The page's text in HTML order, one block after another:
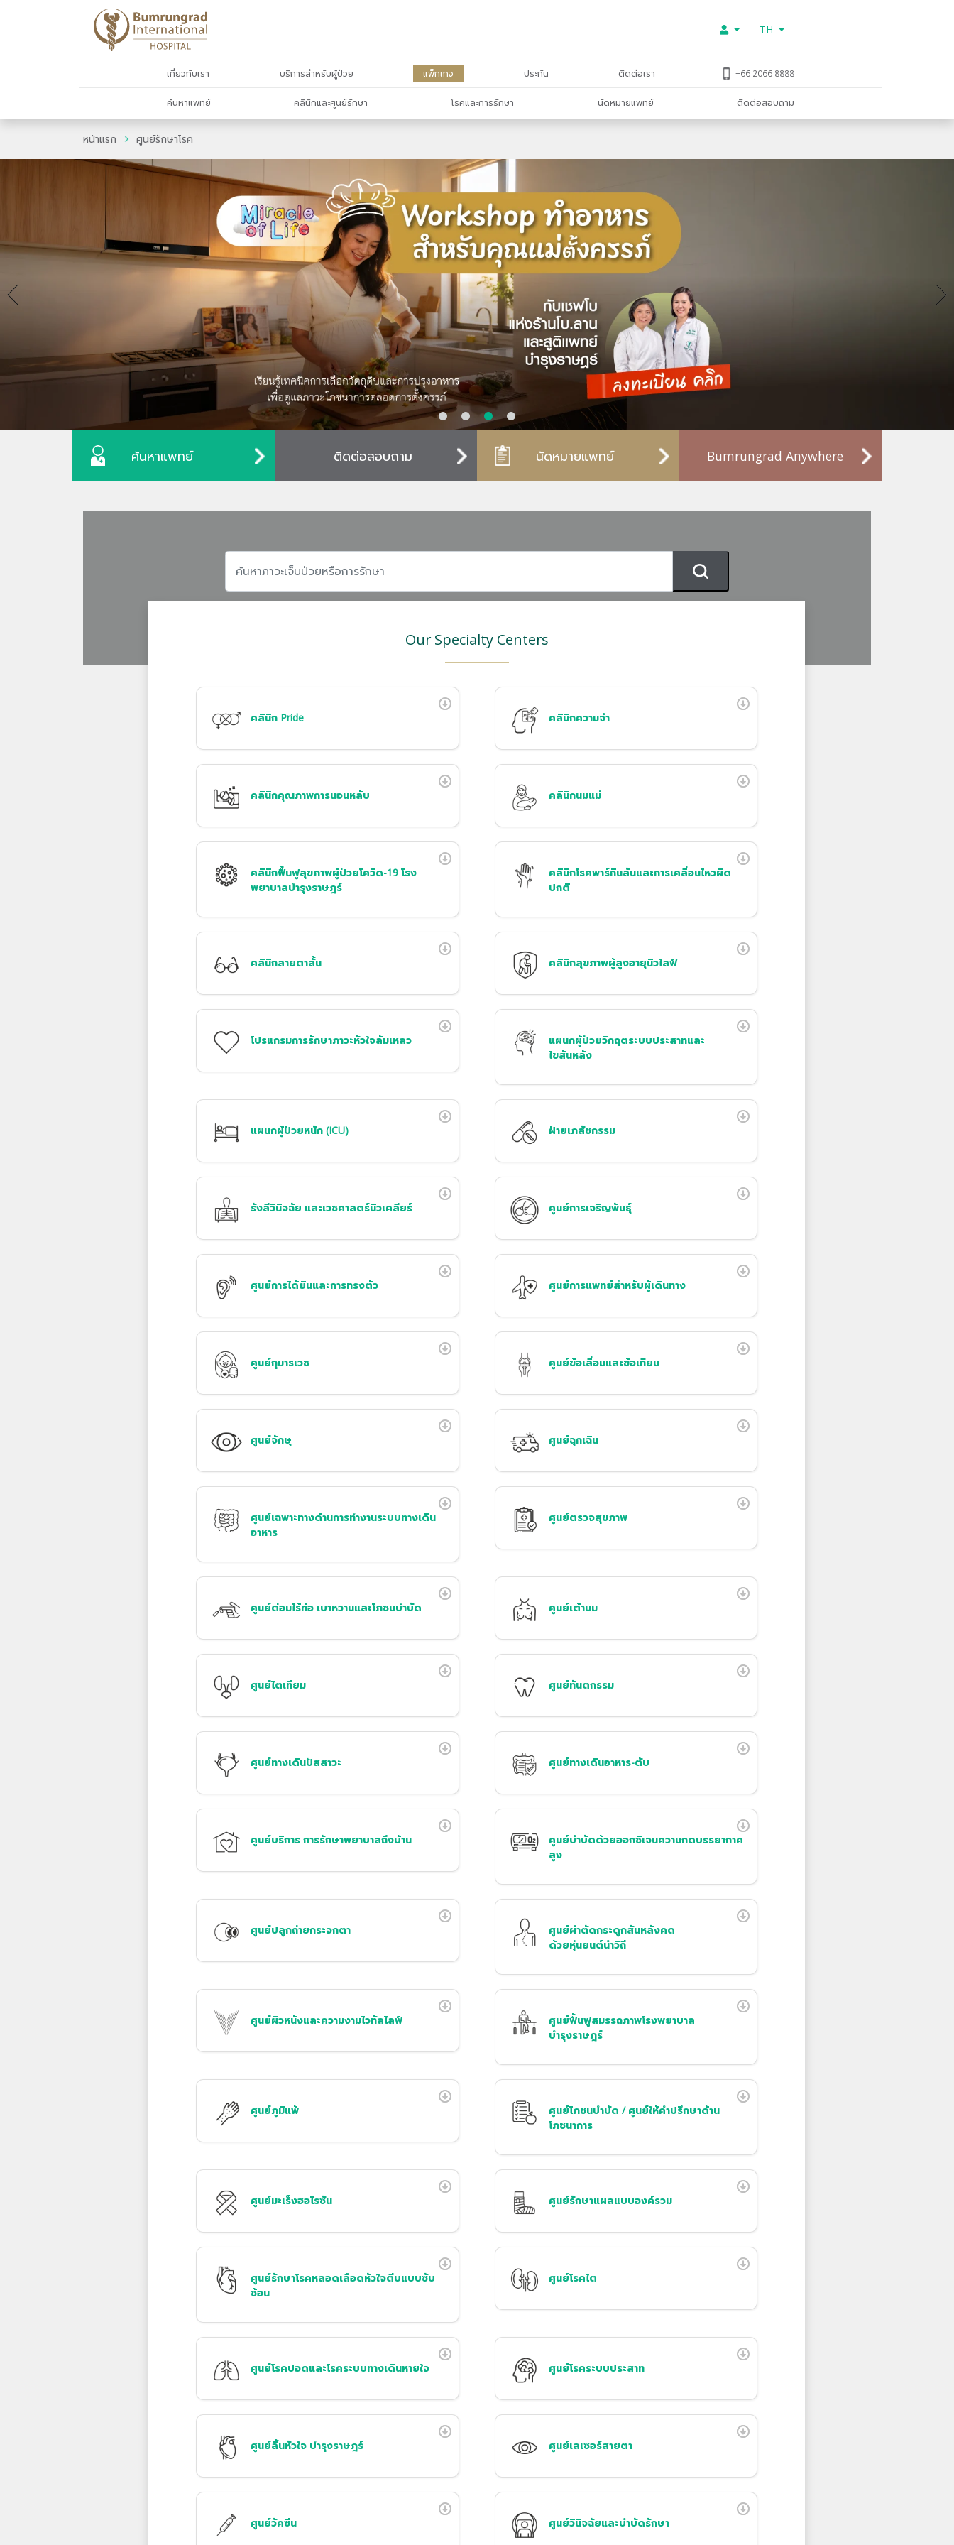
TH
เกี่ยวกับเรา บริการสำหรับผู้ป่วย แพ็กเกจ ประกัน ติดต่อเรา +66 2066 8888
ค้นหาแพทย์ คลินิกและศูนย์รักษา โรคและการรักษา นัดหมายแพทย์ ติดต่อสอบถาม
หน้าแรก ศูนย์รักษาโรค
ค้นหาแพทย์ ติดต่อสอบถาม นัดหมายแพทย์ Bumrungrad Anywhere
Our Specialty Centers
คลินิก Pride คลินิกความจำ
คลินิกคุณภาพการนอนหลับ คลินิกนมแม่
คลินิกฟื้นฟูสุขภาพผู้ป่วยโควิด-19 โรง
พยาบาลบำรุงราษฎร์
คลินิกโรคพาร์กินสันและการเคลื่อนไหวผิด
ปกติ
คลินิกสายตาสั้น คลินิกสุขภาพผู้สูงอายุนิวไลฟ์
โปรแกรมการรักษาภาวะหัวใจล้มเหลว
แผนกผู้ป่วยวิกฤตระบบประสาทและ
ไขสันหลัง
แผนกผู้ป่วยหนัก (ICU) ฝ่ายเภสัชกรรม
รังสีวินิจฉัย และเวชศาสตร์นิวเคลียร์ ศูนย์การเจริญพันธุ์
ศูนย์การได้ยินและการทรงตัว ศูนย์การแพทย์สำหรับผู้เดินทาง
ศูนย์กุมารเวช ศูนย์ข้อเสื่อมและข้อเทียม
ศูนย์จักษุ ศูนย์ฉุกเฉิน
ศูนย์เฉพาะทางด้านการทำงานระบบทางเดิน
อาหาร
ศูนย์ตรวจสุขภาพ
ศูนย์ต่อมไร้ท่อ เบาหวานและโภชนบำบัด ศูนย์เต้านม
ศูนย์ไตเทียม ศูนย์ทันตกรรม
ศูนย์ทางเดินปัสสาวะ ศูนย์ทางเดินอาหาร-ตับ
ศูนย์บริการ การรักษาพยาบาลถึงบ้าน
ศูนย์บำบัดด้วยออกซิเจนความกดบรรยากาศ
สูง
ศูนย์ปลูกถ่ายกระจกตา
ศูนย์ผ่าตัดกระดูกสันหลังคด
ด้วยหุ่นยนต์นำวิถี
ศูนย์ผิวหนังและความงามไวทัลไลฟ์
ศูนย์ฟื้นฟูสมรรถภาพโรงพยาบาล
บำรุงราษฎร์
ศูนย์ภูมิแพ้
ศูนย์โภชนบำบัด / ศูนย์ให้คำปรึกษาด้าน
โภชนาการ
ศูนย์มะเร็งฮอไรซัน ศูนย์รักษาแผลแบบองค์รวม
ศูนย์รักษาโรคหลอดเลือดหัวใจตีบแบบซับ
ซ้อน
ศูนย์โรคไต
ศูนย์โรคปอดและโรคระบบทางเดินหายใจ ศูนย์โรคระบบประสาท
ศูนย์ลิ้นหัวใจ บำรุงราษฎร์ ศูนย์เลเซอร์สายตา
ศูนย์วัคซีน ศูนย์วินิจฉัยและบำบัดรักษา